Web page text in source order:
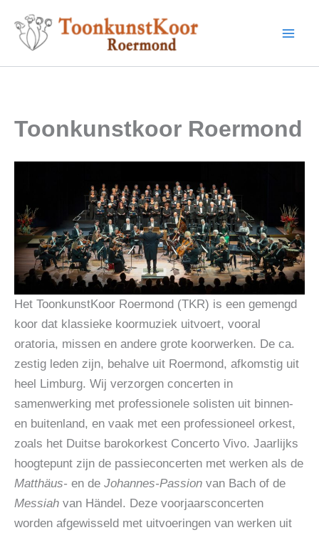
naar
inhoud
Toonkunstkoor Roermond
Het ToonkunstKoor Roermond (TKR) is een gemengd
koor dat klassieke koormuziek uitvoert, vooral
oratoria, missen en andere grote koorwerken. De ca.
zestig leden zijn, behalve uit Roermond, afkomstig uit
heel Limburg. Wij verzorgen concerten in
samenwerking met professionele solisten uit binnen-
en buitenland, en vaak met een professioneel orkest,
zoals het Duitse barokorkest Concerto Vivo. Jaarlijks
hoogtepunt zijn de passieconcerten met werken als de
Matthäus- en de Johannes-Passion van Bach of de
Messiah van Händel. Deze voorjaarsconcerten
worden afgewisseld met uitvoeringen van werken uit